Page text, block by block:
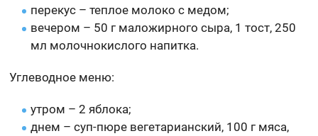
перекус – теплое молоко с медом;
вечером – 50 г маложирного сыра, 1 тост, 250
мл молочнокислого напитка.
Углеводное меню:
утром – 2 яблока;
днем – суп-пюре вегетарианский, 100 г мяса,